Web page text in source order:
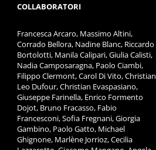
COLLABORATORI
Francesca Arcaro, Massimo Altini,
Corrado Bellora, Nadine Blanc, Riccardo
Bortolotti, Manila Calipari, Giulia Calisti,
Nadia Camposaragna, Paolo Ciambi,
Filippo Clermont, Carol Di Vito, Christian
Leo Dufour, Christian Evaspasiano,
Giuseppe Farinella, Enrico Formento
Dojot, Bruno Fracasso, Fabio
Francesconi, Sofia Fregnani, Giorgia
Gambino, Paolo Gatto, Michael
Ghignone, Marlène Jorrioz, Cecilia